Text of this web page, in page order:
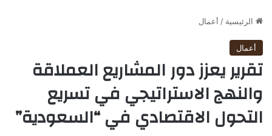
الرئيسية / أعمال
أعمال
تقرير يعزز دور المشاريع العملاقة
والنهج الاستراتيجي في تسريع
التحول الاقتصادي في “السعودية”